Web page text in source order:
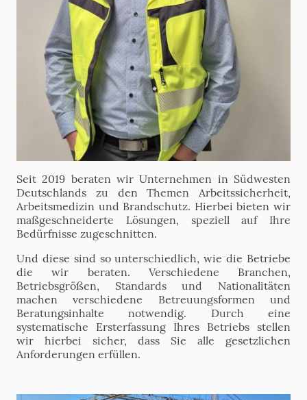
Seit 2019 beraten wir Unternehmen in Südwesten
Deutschlands zu den Themen Arbeitssicherheit,
Arbeitsmedizin und Brandschutz. Hierbei bieten wir
maßgeschneiderte Lösungen, speziell auf Ihre
Bedürfnisse zugeschnitten.
Und diese sind so unterschiedlich, wie die Betriebe
die wir beraten. Verschiedene Branchen,
Betriebsgrößen, Standards und Nationalitäten
machen verschiedene Betreuungsformen und
Beratungsinhalte notwendig. Durch eine
systematische Ersterfassung Ihres Betriebs stellen
wir hierbei sicher, dass Sie alle gesetzlichen
Anforderungen erfüllen.